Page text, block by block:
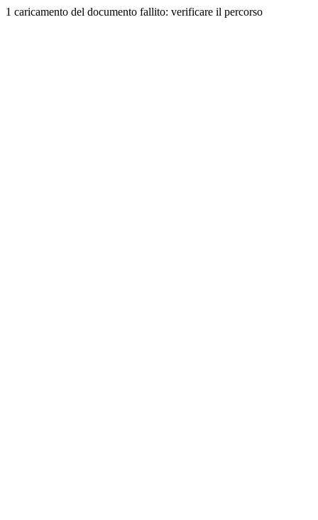
1 caricamento del documento fallito: verificare il percorso